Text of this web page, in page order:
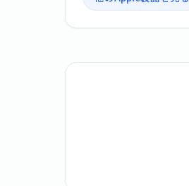
バー]